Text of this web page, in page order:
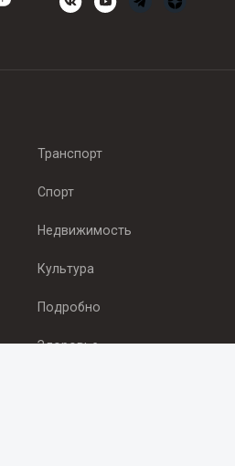
Транспорт
Спорт
Недвижимость
Культура
Подробно
Здоровье